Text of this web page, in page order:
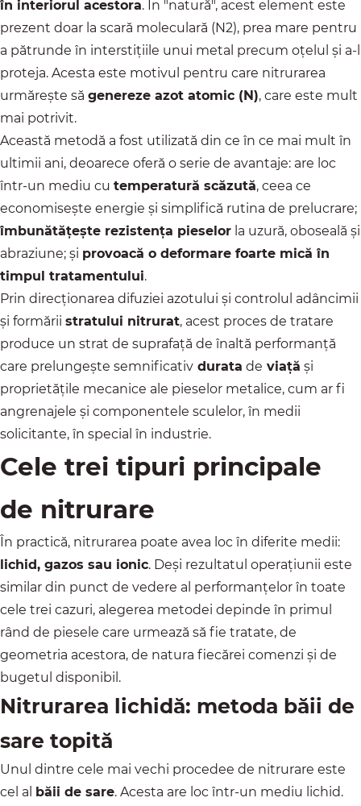
în interiorul acestora. În "natură", acest element este
prezent doar la scară moleculară (N2), prea mare pentru
a pătrunde în interstițiile unui metal precum oțelul și a-l
proteja. Acesta este motivul pentru care nitrurarea
urmărește să genereze azot atomic (N), care este mult
mai potrivit.
Această metodă a fost utilizată din ce în ce mai mult în
ultimii ani, deoarece oferă o serie de avantaje: are loc
într-un mediu cu temperatură scăzută, ceea ce
economisește energie și simplifică rutina de prelucrare;
îmbunătățește rezistența pieselor la uzură, oboseală și
abraziune; și provoacă o deformare foarte mică în
timpul tratamentului.
Prin direcționarea difuziei azotului și controlul adâncimii
și formării stratului nitrurat, acest proces de tratare
produce un strat de suprafață de înaltă performanță
care prelungește semnificativ durata de viață și
proprietățile mecanice ale pieselor metalice, cum ar fi
angrenajele și componentele sculelor, în medii
solicitante, în special în industrie.
Cele trei tipuri principale
de nitrurare
În practică, nitrurarea poate avea loc în diferite medii:
lichid, gazos sau ionic. Deși rezultatul operațiunii este
similar din punct de vedere al performanțelor în toate
cele trei cazuri, alegerea metodei depinde în primul
rând de piesele care urmează să fie tratate, de
geometria acestora, de natura fiecărei comenzi și de
bugetul disponibil.
Nitrurarea lichidă: metoda băii de
sare topită
Unul dintre cele mai vechi procedee de nitrurare este
cel al băii de sare. Acesta are loc într-un mediu lichid.